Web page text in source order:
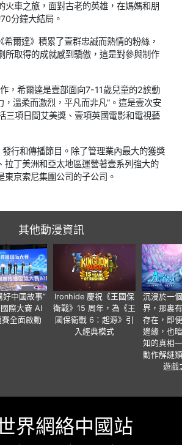
車之旅，面對古老的英雄，在媽媽和朋
分鐘大結局。
爾達》積累了壹群忠誠而熱情的粉絲，
所取得的成就感到驕傲，這是對參與制作
，希爾達是壹部面向7-11歲兒童的2誒動
溫柔而激烈，平凡而非凡”。這是壹次安
項日間艾美獎、壹項英國電影和電視藝
行和傳播節目。除了管理業內最大的獲獎
丁美洲和亞太地區運營著壹系列強大的
京索尼集團公司的子公司。
其他動漫資訊
好中國故事”
際大賽 AI
全面啟動
Ironhide 慶祝《王國保
衛戰》15 周年，為《王
國保衛戰 6：起源》引
入經典模式
沉浸於一
界，那裏
存在，即
邊緣，也
知的真相
動作解謎
遊戲
界網絡中國站